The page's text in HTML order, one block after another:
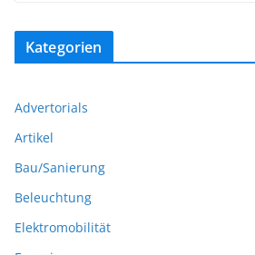
Kategorien
Advertorials
Artikel
Bau/Sanierung
Beleuchtung
Elektromobilität